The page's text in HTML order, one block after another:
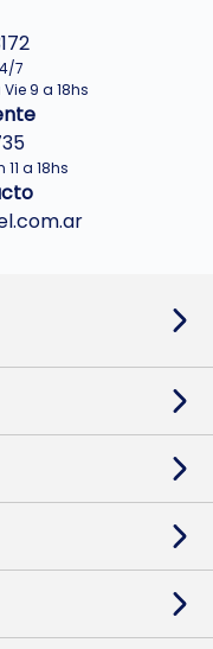
7
9 a 18hs
a 18hs